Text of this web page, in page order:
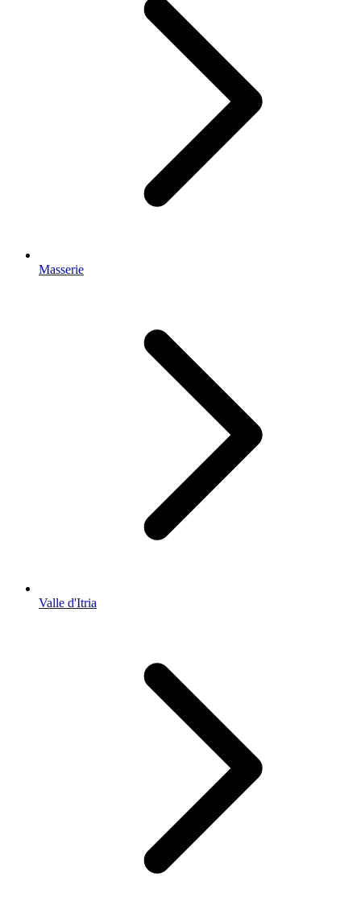
Masserie
Valle d'Itria